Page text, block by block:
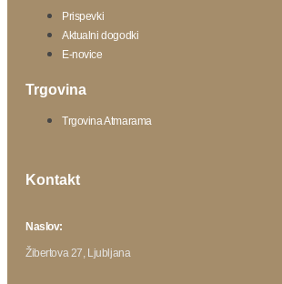
Prispevki
Aktualni dogodki
E-novice
Trgovina
Trgovina Atmarama
Kontakt
Naslov:
Žibertova 27, Ljubljana